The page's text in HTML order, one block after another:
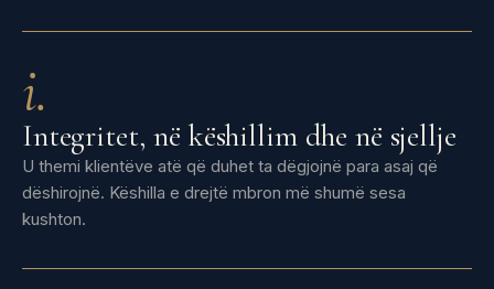
i.
Integritet, në këshillim dhe në sjellje
U themi klientëve atë që duhet ta dëgjojnë para asaj që
dëshirojnë. Këshilla e drejtë mbron më shumë sesa
kushton.